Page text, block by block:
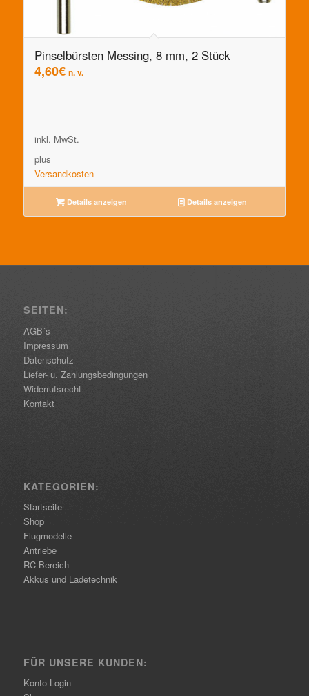
Pinselbürsten Messing, 8 mm, 2 Stück
4,60€ n. v.
inkl. MwSt.
plus
Versandkosten
Details anzeigen Details anzeigen
SEITEN:
AGB´s
Impressum
Datenschutz
Liefer- u. Zahlungsbedingungen
Widerrufsrecht
Kontakt
KATEGORIEN:
Startseite
Shop
Flugmodelle
Antriebe
RC-Bereich
Akkus und Ladetechnik
FÜR UNSERE KUNDEN:
Konto Login